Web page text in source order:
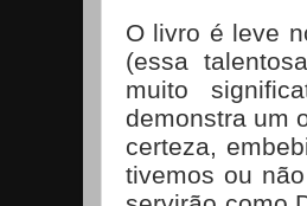
O livro é leve
(essa
muito
demonstra um
certeza,
tivemos ou